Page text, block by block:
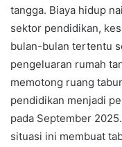
tangga. Biaya hidup
sektor pendidikan,
bulan-bulan tertentu
pengeluaran rumah
memotong ruang
pendidikan menjadi
pada September
situasi ini membuat